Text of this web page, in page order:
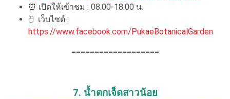
⏰ เปิดให้เข้าชม : 08.00-18.00 น.
🖱 เว็บไซต์ :
https://www.facebook.com/PukaeBotanicalGarden
===================
7. น้ำตกเจ็ดสาวน้อย